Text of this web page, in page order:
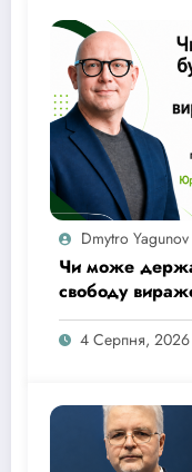
Dmytro Yagunov
Чи може
свободу
Верховний
за касаційною
4 Серпня, 2026